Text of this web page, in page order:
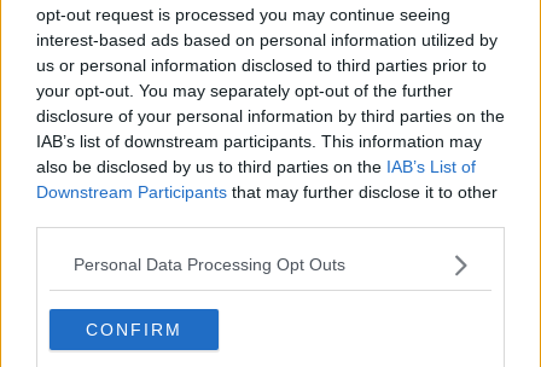
opt-out request is processed you may continue seeing
interest-based ads based on personal information utilized by
us or personal information disclosed to third parties prior to
your opt-out. You may separately opt-out of the further
disclosure of your personal information by third parties on the
IAB’s list of downstream participants. This information may
also be disclosed by us to third parties on the IAB’s List of
Downstream Participants that may further disclose it to other
Personal Data Processing Opt Outs
CONFIRM
Infatti al momento proprio a Rio Marina, a causa di un cedimento, è
chiuso il tratto di strada provinciale 26 in entrata ed uscita dal
paese. Quindi il traffico delle auto è deviato sulla strada vicinale
della Chiusa con semaforo a senso unico alternato, mentre i mezzi
più ingombranti devono transitare via Cavo attraverso la strada
provinciale 33 della Parata.
Alcune persone in partenza segnalano inoltre che le condizioni del
mare non appaiono tali, a Rio Marina, da giustificare lo stop del
Resta però il fatto che chi deve partire o tornare oggi a Rio Marina,
deve necessariamente prendere un traghetto per o da Portoferraio,
con mezzi propri perchè, a causa della strada interrotta, Rio Marina
al momento non è raggiunta dai bus, è costretto ad un percorso
disagiato.